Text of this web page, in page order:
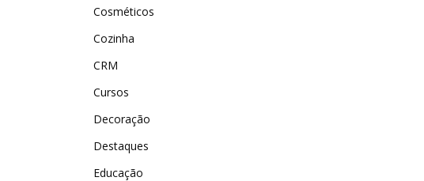
Cosméticos
Cozinha
CRM
Cursos
Decoração
Destaques
Educação